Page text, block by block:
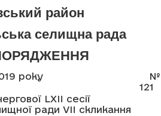
район
селищна рада
року
№
121
LXII сесії
ради VII скликання